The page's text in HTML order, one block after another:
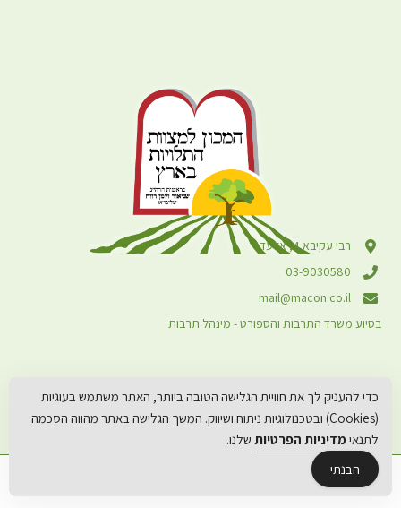
רבי עקיבא 4, אלעד
03-9030580
mail@macon.co.il
בסיוע משרד התרבות והספורט - מינהל תרבות
© 2026 כל הזכויות שמורות למכון למצוות התלויות בארץ
כדי להעניק לך את חוויית הגלישה הטובה ביותר, האתר משתמש בעוגיות
(Cookies) ובטכנולוגיות ניתוח ושיווק. המשך הגלישה באתר מהווה הסכמה
לתנאי מדיניות הפרטיות שלנו.
הבנתי